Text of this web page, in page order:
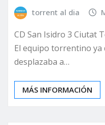
torrent al dia
CD San Isidro 3 Ciutat
El equipo torrentino ya
desplazaba a…
MÁS INFORMACIÓN